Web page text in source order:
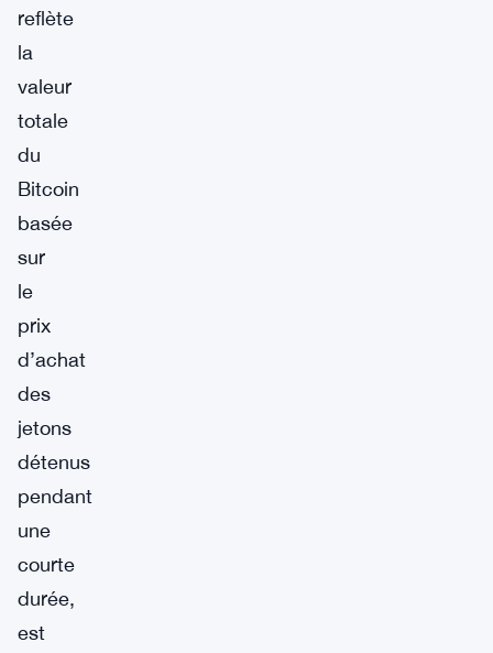
reflète
la
valeur
totale
du
Bitcoin
basée
sur
le
prix
d’achat
des
jetons
détenus
pendant
une
courte
durée,
est